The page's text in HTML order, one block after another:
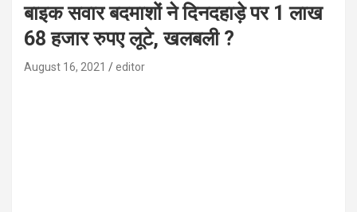
बाइक सवार बदमाशों ने दिनदहाड़े पर 1 लाख
68 हजार रुपए लूटे, खलबली ?
August 16, 2021 editor